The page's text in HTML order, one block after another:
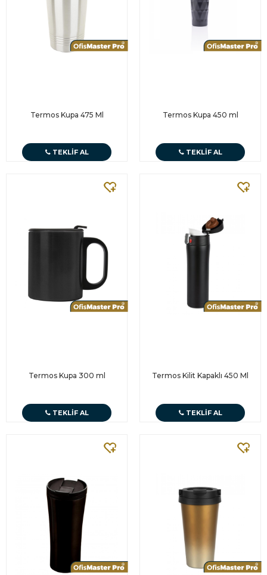
Termos Kupa 475 Ml
TEKLIF AL
Termos Kupa 450 ml
TEKLIF AL
Termos Kupa 300 ml
TEKLIF AL
Termos Kilit Kapaklı 450 Ml
TEKLIF AL